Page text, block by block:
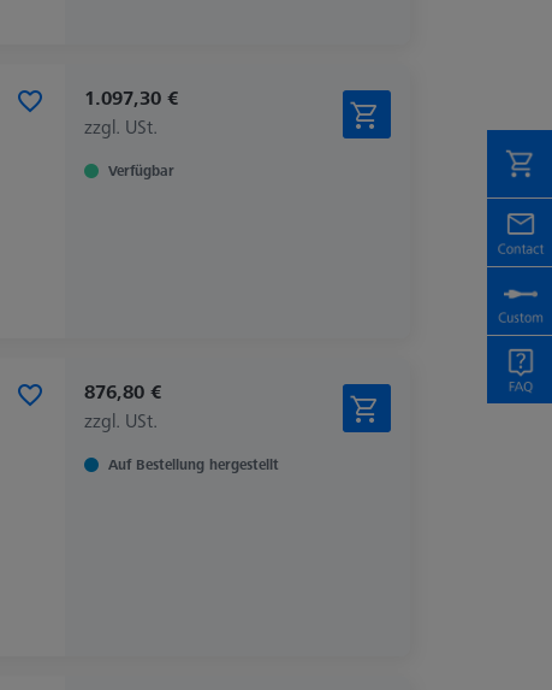
1.097,30 €
zzgl. USt.
Verfügbar
876,80 €
zzgl. USt.
Auf Bestellung hergestellt